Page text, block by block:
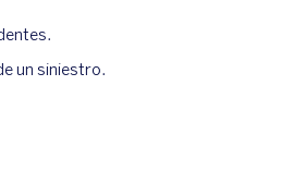
un siniestro.